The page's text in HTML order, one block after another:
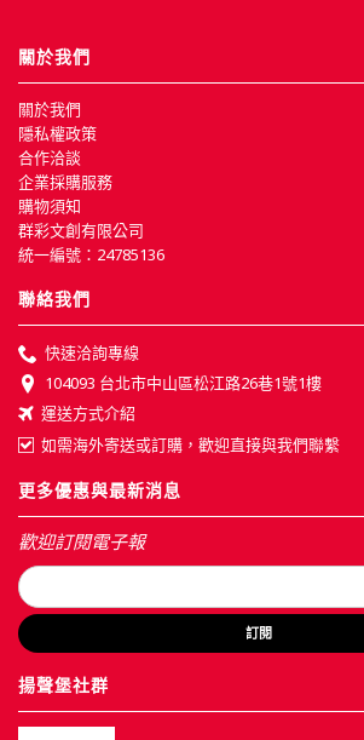
關於我們
關於我們
隱私權政策
合作洽談
企業採購服務
購物須知
群彩文創有限公司
統一編號：24785136
聯絡我們
快速洽詢專線
104093 台北市中山區松江路26巷1號1樓
運送方式介紹
如需海外寄送或訂購，歡迎直接與我們聯繫
更多優惠與最新消息
歡迎訂閱電子報
訂閱
揚聲堡社群